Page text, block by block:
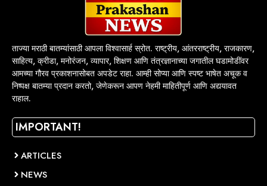
ताज्या मराठी बातम्यांसाठी आपला विश्वासार्ह स्रोत. राष्ट्रीय, आंतरराष्ट्रीय, राजकारण,
साहित्य, क्रीडा, मनोरंजन, व्यापार, शिक्षण आणि तंत्रज्ञानाच्या जगातील घडामोडींवर
आमच्या गौरव प्रकाशनासोबत अपडेट राहा. आम्ही सोप्या आणि स्पष्ट भाषेत अचूक व
निष्पक्ष बातम्या प्रदान करतो, जेणेकरून आपण नेहमी माहितीपूर्ण आणि अद्ययावत
राहाल.
IMPORTANT!
ARTICLES
NEWS